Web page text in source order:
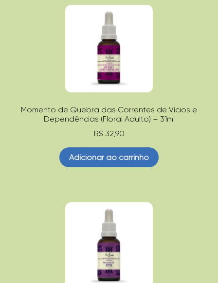
Momento de Quebra das Correntes de Vícios e
Dependências (Floral Adulto) – 31ml
R$ 32,90
Adicionar ao carrinho